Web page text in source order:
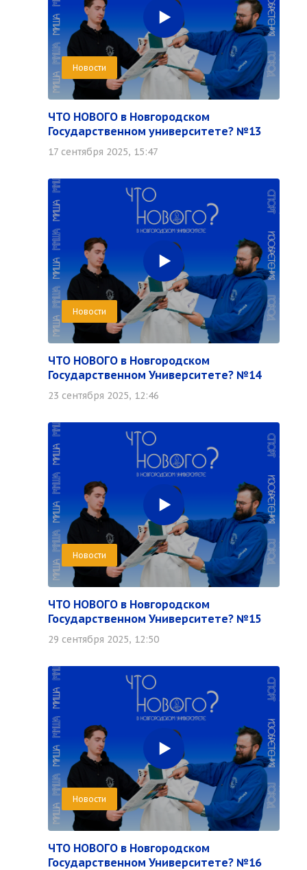
Новости
ЧТО НОВОГО в Новгородском
Государственном университете? №13
17 сентября 2025, 15:47
Новости
ЧТО НОВОГО в Новгородском
Государственном Университете? №14
23 сентября 2025, 12:46
Новости
ЧТО НОВОГО в Новгородском
Государственном Университете? №15
29 сентября 2025, 12:50
Новости
ЧТО НОВОГО в Новгородском
Государственном Университете? №16